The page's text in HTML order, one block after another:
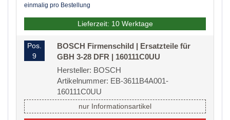
einmalig pro Bestellung
Lieferzeit: 10 Werktage
Pos.
9
BOSCH Firmenschild | Ersatzteile für
GBH 3-28 DFR | 160111C0UU
Hersteller: BOSCH
Artikelnummer: EB-3611B4A001-
160111C0UU
nur Informationsartikel